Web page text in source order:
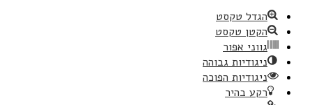
הגדל טקסט
הקטן טקסט
גווני אפור
ניגודיות גבוהה
ניגודיות הפוכה
רקע בהיר